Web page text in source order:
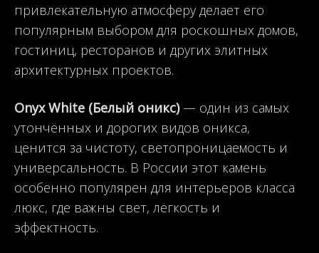
привлекательную атмосферу делает его
популярным выбором для роскошных домов,
гостиниц, ресторанов и других элитных
архитектурных проектов.
Onyx White (Белый оникс)— один из самых
утончённых и дорогих видов оникса,
ценится за чистоту, светопроницаемость и
универсальность. В России этот камень
особенно популярен для интерьеров класса
люкс, где важны свет, лёгкость и
эффектность.